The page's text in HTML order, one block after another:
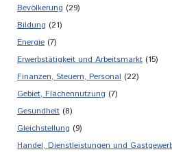
Bevölkerung (29)
Bildung (21)
Energie (7)
Erwerbstätigkeit und Arbeitsmarkt (15)
Finanzen, Steuern, Personal (22)
Gebiet, Flächennutzung (7)
Gesundheit (8)
Gleichstellung (9)
Handel, Dienstleistungen und